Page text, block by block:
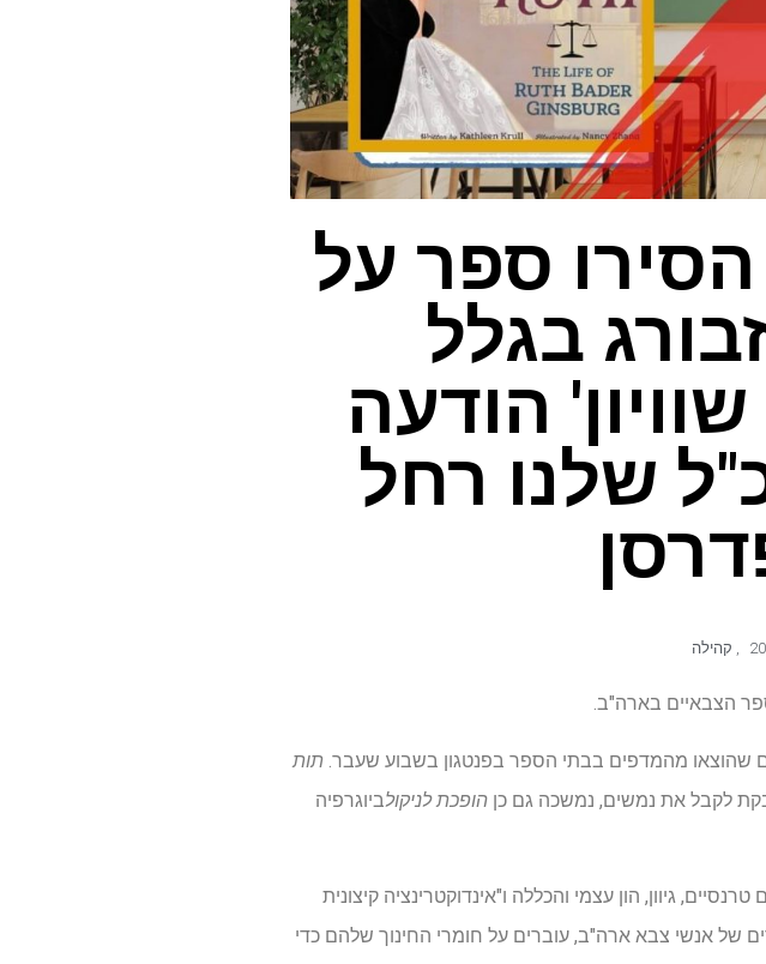
ספר על
בגלל
הודעה
שלנו רחל
, קהילה
הצבאיים בארה"ב.
מהמדפים בבתי הספר בפנטגון בשבוע שעבר. תות
לקבל את נמשים, נמשכה גם כן הופכת לניקולביוגרפיה
גיוון, הון עצמי והכללה ו"אינדוקטרינציה קיצונית
בתי ספר צבאיים במימון פדרלי, המשרתים כ- 67,000 ילדים של אנשי צבא ארה"ב, עוברים על חומרי החינוך שלהם כדי